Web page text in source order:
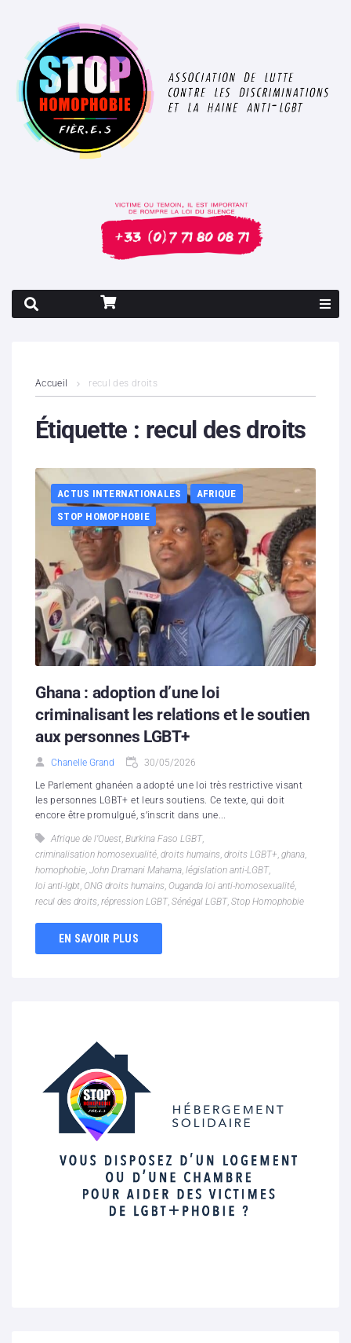
Contenus litigieux
Boutique
Partenaires
Contacts
Hébergement solidaire
Accueil recul des droits
Étiquette : recul des droits
ACTUS INTERNATIONALES
AFRIQUE
STOP HOMOPHOBIE
Ghana : adoption d’une loi
criminalisant les relations et le soutien
aux personnes LGBT+
Chanelle Grand 30/05/2026
Le Parlement ghanéen a adopté une loi très restrictive visant
les personnes LGBT+ et leurs soutiens. Ce texte, qui doit
encore être promulgué, s’inscrit dans une...
Afrique de l’Ouest, Burkina Faso LGBT,
criminalisation homosexualité, droits humains, droits LGBT+, ghana,
homophobie, John Dramani Mahama, législation anti-LGBT,
loi anti-lgbt, ONG droits humains, Ouganda loi anti-homosexualité,
recul des droits, répression LGBT, Sénégal LGBT, Stop Homophobie
EN SAVOIR PLUS